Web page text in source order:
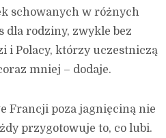
schowanych w różnych
dla rodziny, zwykle bez
i Polacy, którzy uczestniczą
mniej – dodaje.
Francji poza jagnięciną nie
przygotowuje to, co lubi.